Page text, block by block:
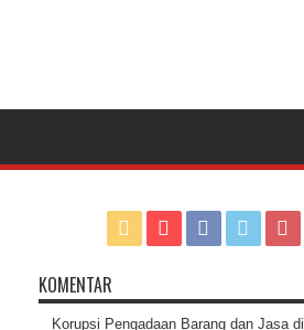
KOMENTAR
Korupsi Pengadaan Barang dan Jasa di